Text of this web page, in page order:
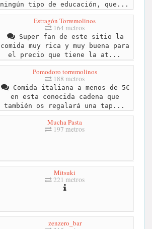
ningún tipo de educación, que...
Estragón Torremolinos
164 metros
Super fan de este sitio la
comida muy rica y muy buena para
el precio que tiene la at...
Pomodoro torremolinos
188 metros
Comida italiana a menos de 5€
en esta conocida cadena que
también os regalará una tap...
Mucha Pasta
197 metros
Mitsuki
221 metros
zenzero_bar